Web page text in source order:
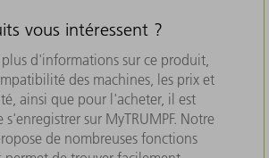
vous intéressent ?
d'informations sur ce produit,
des machines, les prix et
ainsi que pour l'acheter, il est
s'enregistrer sur MyTRUMPF. Notre
de nombreuses fonctions